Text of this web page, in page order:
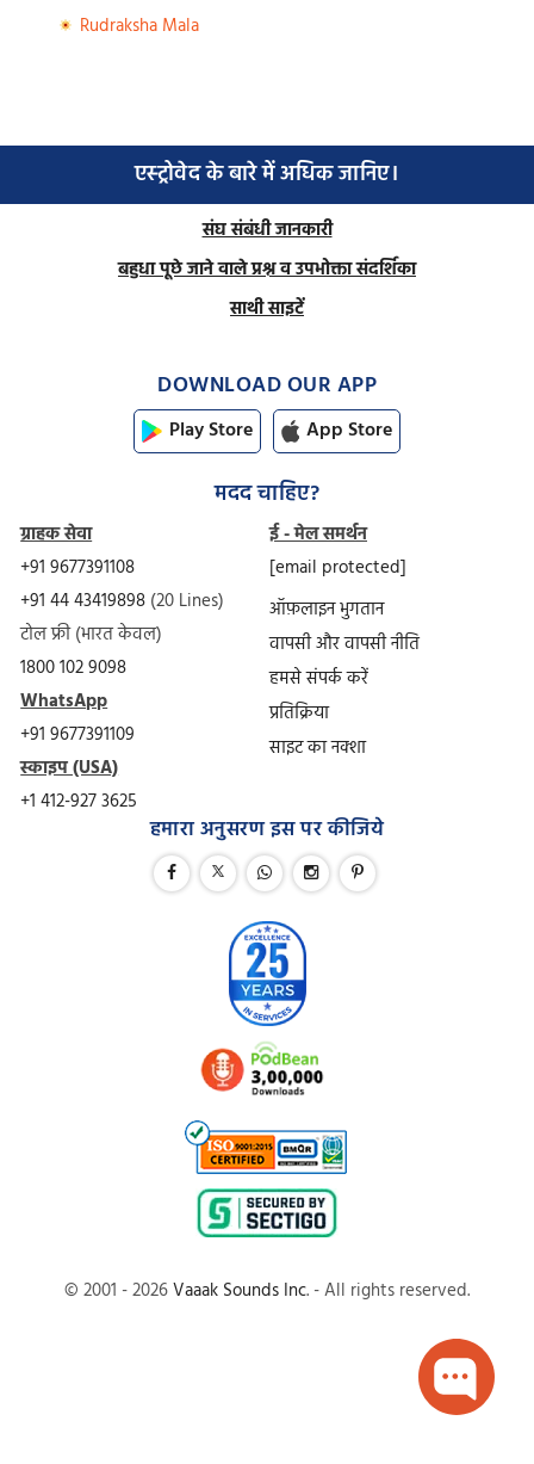
Rudraksha Mala
एस्ट्रोवेद के बारे में अधिक जानिए।
संघ संबंधी जानकारी
बहुधा पूछे जाने वाले प्रश्न व उपभोक्ता संदर्शिका
साथी साइटें
DOWNLOAD OUR APP
Play Store App Store
मदद चाहिए?
ग्राहक सेवा
+91 9677391108
+91 44 43419898 (20 Lines)
टोल फ्री (भारत केवल)
1800 102 9098
WhatsApp
+91 9677391109
स्काइप (USA)
+1 412-927 3625
ई - मेल समर्थन
[email protected]
ऑफ़लाइन भुगतान
वापसी और वापसी नीति
हमसे संपर्क करें
प्रतिक्रिया
साइट का नक्शा
हमारा अनुसरण इस पर कीजिये
© 2001 - 2026Vaaak Sounds Inc. - All rights reserved.